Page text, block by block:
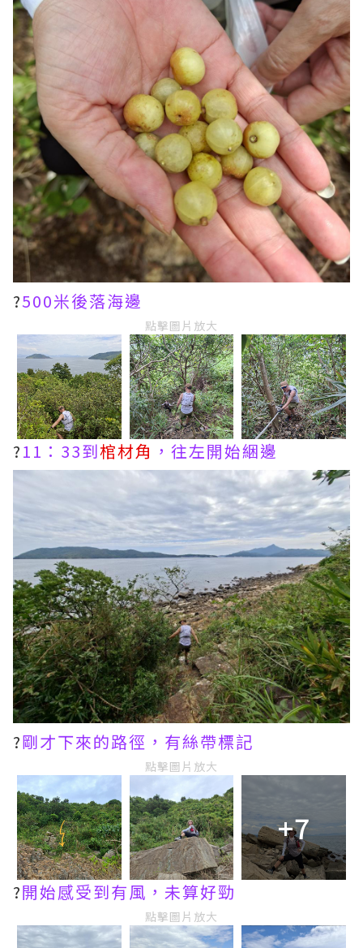
?500米後落海邊
點擊圖片放大
?11：33到棺材角 ，往左開始綑邊
?剛才下來的路徑，有絲帶標記
點擊圖片放大
+7
?開始感受到有風，未算好勁
點擊圖片放大